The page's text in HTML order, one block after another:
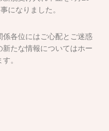
になりました。
各位にはご心配とご迷惑
たな情報についてはホー
。